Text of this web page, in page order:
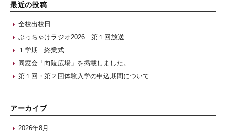
最近の投稿
全校出校日
ぶっちゃけラジオ2026 第１回放送
１学期 終業式
同窓会「向陵広場」を掲載しました。
第１回・第２回体験入学の申込期間について
アーカイブ
2026年8月